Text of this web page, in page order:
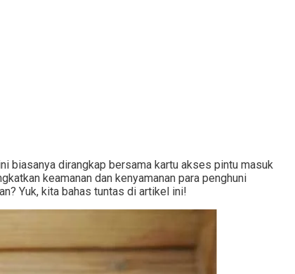
biasanya dirangkap bersama kartu akses pintu masuk
keamanan dan kenyamanan para penghuni
Yuk, kita bahas tuntas di artikel ini!